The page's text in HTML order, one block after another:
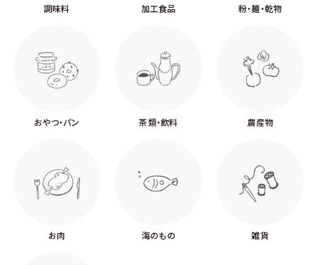
調味料 加工食品 粉・麺・乾物
おやつ・パン 茶類・飲料 農産物
お肉 海のもの 雑貨